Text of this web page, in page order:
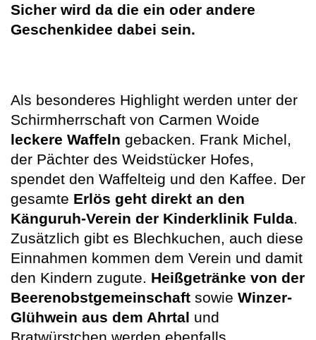
Sicher wird da die ein oder andere
Geschenkidee dabei sein.
Als besonderes Highlight werden unter der
Schirmherrschaft von Carmen Woide
leckere Waffeln gebacken. Frank Michel,
der Pächter des Weidstücker Hofes,
spendet den Waffelteig und den Kaffee. Der
gesamte Erlös geht direkt an den
Känguruh-Verein der Kinderklinik Fulda
Zusätzlich gibt es Blechkuchen, auch diese
Einnahmen kommen dem Verein und damit
den Kindern zugute. Heißgetränke von der
Beerenobstgemeinschaft sowie Winzer-
Glühwein aus dem Ahrtal und
Bratwürstchen werden ebenfalls